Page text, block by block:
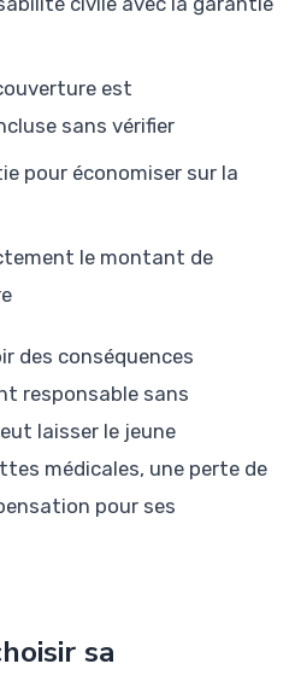
est
sans vérifier
pour économiser sur la
le montant de
des conséquences
responsable sans
laisser le jeune
médicales, une perte de
pour ses
sa